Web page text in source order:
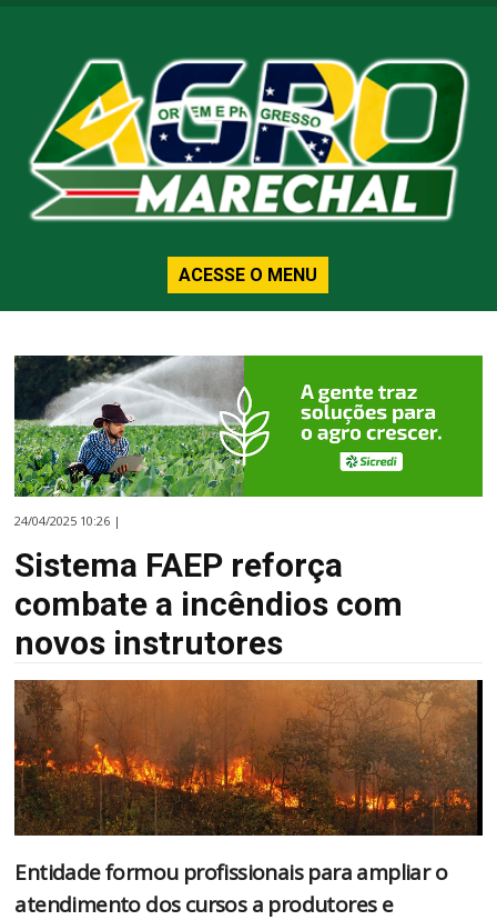
ACESSE O MENU
24/04/2025 10:26 |
Sistema FAEP reforça
combate a incêndios com
novos instrutores
Entidade formou profissionais para ampliar o
atendimento dos cursos a produtores e